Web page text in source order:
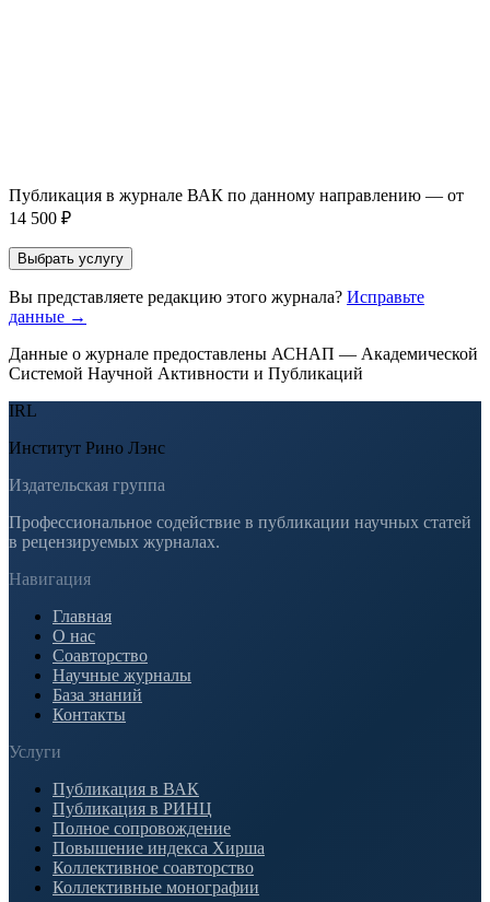
Публикация в журнале ВАК по данному направлению — от
14 500 ₽
Выбрать услугу
Вы представляете редакцию этого журнала? Исправьте
данные →
Данные о журнале предоставлены АСНАП — Академической
Системой Научной Активности и Публикаций
IRL
Институт Рино Лэнс
Издательская группа
Профессиональное содействие в публикации научных статей
в рецензируемых журналах.
Навигация
Главная
О нас
Соавторство
Научные журналы
База знаний
Контакты
Услуги
Публикация в ВАК
Публикация в РИНЦ
Полное сопровождение
Повышение индекса Хирша
Коллективное соавторство
Коллективные монографии